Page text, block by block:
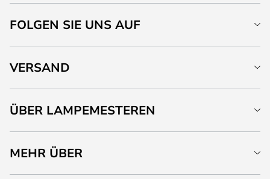
FOLGEN SIE UNS AUF
VERSAND
ÜBER LAMPEMESTEREN
MEHR ÜBER